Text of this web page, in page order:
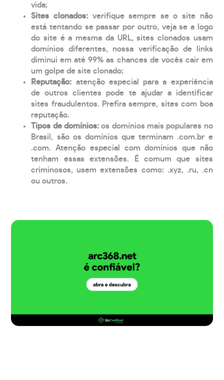
vida;
Sites clonados: verifique sempre se o site não
está tentando se passar por outro, veja se a logo
do site é a mesma da URL, sites clonados usam
domínios diferentes, nossa verificação de links
diminui em até 99% as chances de vocês cair em
um golpe de site clonado;
Reputação: atenção especial para a experiência
de outros clientes pode te ajudar a identificar
sites fraudulentos. Prefira sempre, sites com boa
reputação.
Tipos de domínios:os domínios mais populares no
Brasil, são os domínios que terminam .com.br e
.com. Atenção especial com domínios que não
tenham essas extensões. É comum que sites
criminosos, usem extensões como: .xyz, .ru, .cn
ou outros.